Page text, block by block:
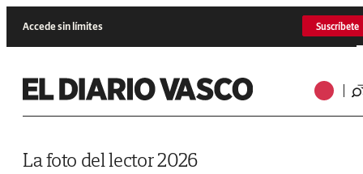
Accede sin límites Suscríbete
La foto del lector 2026